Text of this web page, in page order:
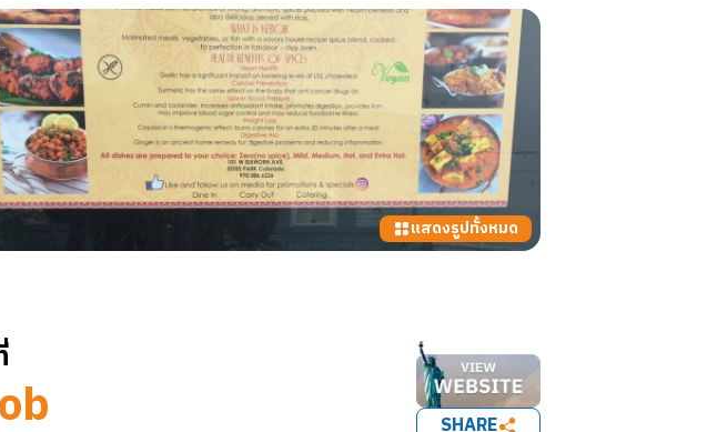
แสดงรูปทั้งหมด